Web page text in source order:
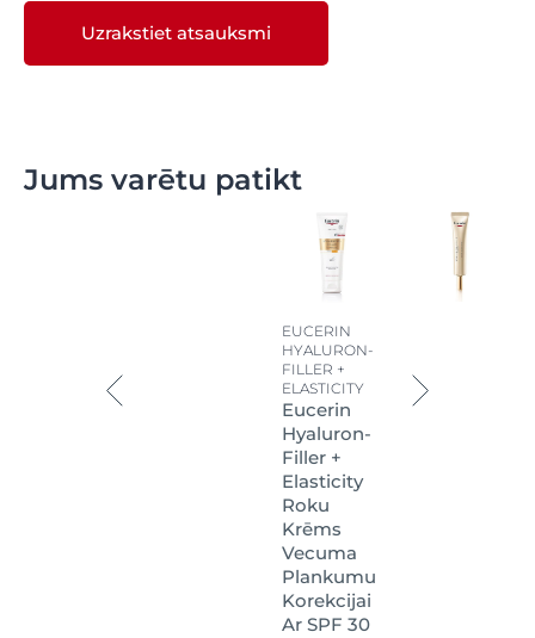
Uzrakstiet atsauksmi
Jums varētu patikt
EUCERIN
HYALURON-
FILLER +
ELASTICITY
Eucerin
Hyaluron-
Filler +
Elasticity
Roku
Krēms
Vecuma
Plankumu
Korekcijai
Ar SPF 30